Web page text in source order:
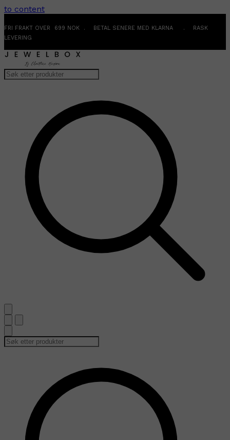
to content
FRI FRAKT OVER 699 NOK . BETAL SENERE MED KLARNA . RASK
LEVERING